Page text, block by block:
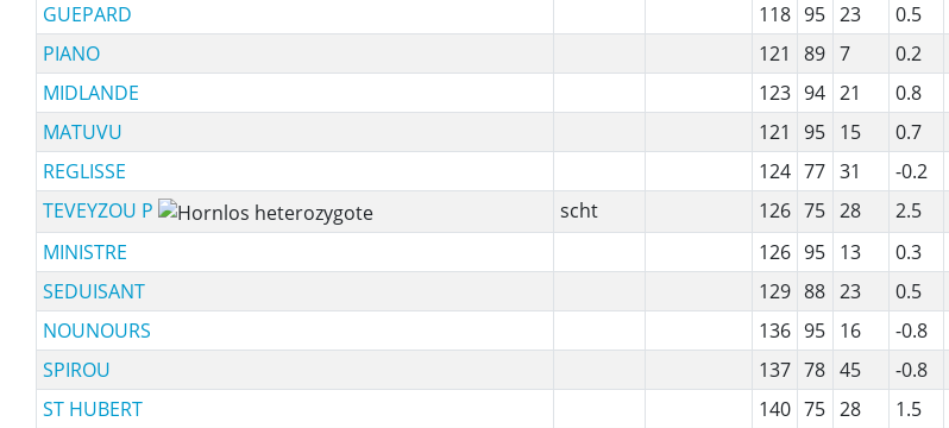
GUEPARD
118 95 23 0.5
PIANO
121 89 7 0.2
MIDLANDE
123 94 21 0.8
MATUVU
121 95 15 0.7
REGLISSE
124 77 31 -0.2
TEVEYZOU P
scht 126 75 28 2.5
MINISTRE
126 95 13 0.3
SEDUISANT
129 88 23 0.5
NOUNOURS
136 95 16 -0.8
SPIROU
137 78 45 -0.8
ST HUBERT
140 75 28 1.5